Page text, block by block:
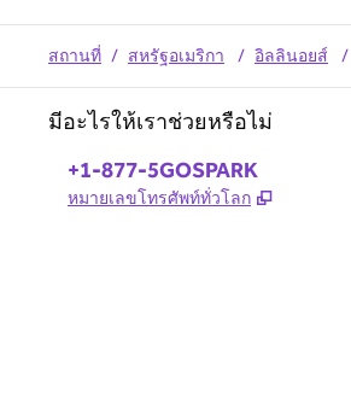
สถานที่ / สหรัฐอเมริกา / อิลลินอยส์ /
มีอะไรให้เราช่วยหรือไม่
โทรศัพท์:
+1-877-5GOSPARK
หมายเลขโทรศัพท์ทั่วโลก ,